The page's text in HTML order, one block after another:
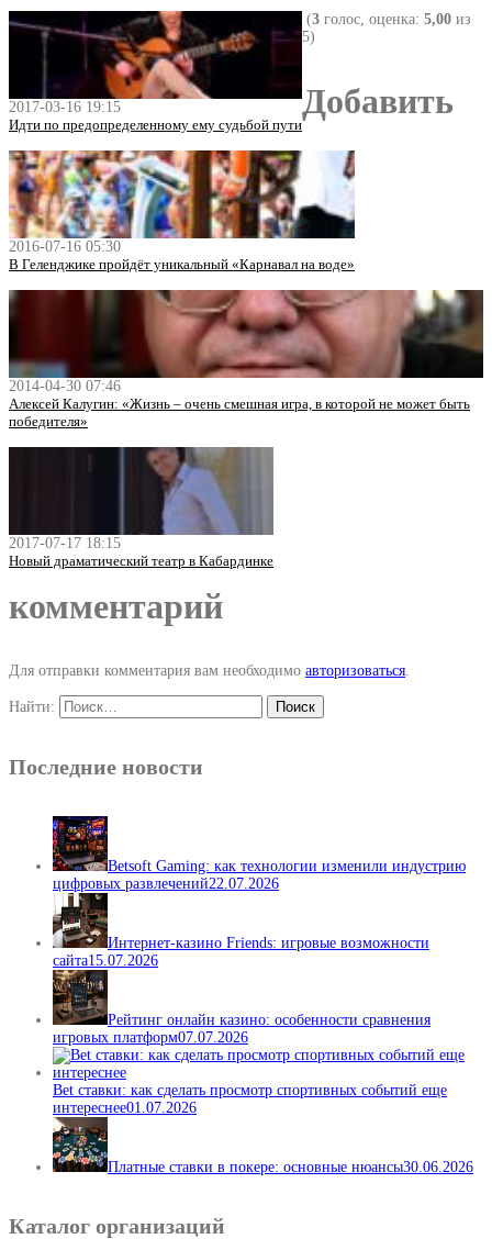
2017-03-16 19:15
Идти по предопределенному ему судьбой пути
2016-07-16 05:30
В Геленджике пройдёт уникальный «Карнавал на воде»
2014-04-30 07:46
Алексей Калугин: «Жизнь – очень смешная игра, в которой не может быть
победителя»
2017-07-17 18:15
Новый драматический театр в Кабардинке
(3 голос, оценка: 5,00 из
5)
Добавить
комментарий
Для отправки комментария вам необходимо авторизоваться
Найти:
Последние новости
Betsoft Gaming: как технологии изменили индустрию
цифровых развлечений22.07.2026
Интернет-казино Friends: игровые возможности
сайта15.07.2026
Рейтинг онлайн казино: особенности сравнения
игровых платформ07.07.2026
Bet ставки: как сделать просмотр спортивных событий еще
интереснее01.07.2026
Платные ставки в покере: основные нюансы30.06.2026
Каталог организаций